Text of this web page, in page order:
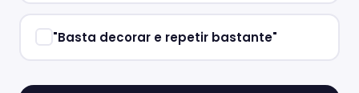
"Basta decorar e repetir bastante"